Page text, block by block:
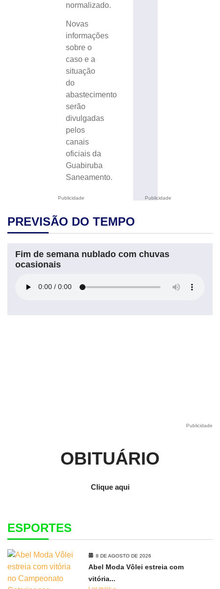
Publicidade
normalizado.
Novas
informações
sobre o
caso e a
situação
do
abastecimento
serão
divulgadas
pelos
canais
oficiais da
Guabiruba
Saneamento.
Publicidade
PREVISÃO DO TEMPO
Fim de semana nublado com chuvas
ocasionais
Publicidade
OBITUÁRIO
Clique aqui
ESPORTES
8 DE AGOSTO DE 2026
Abel Moda Vôlei estreia com
vitória...